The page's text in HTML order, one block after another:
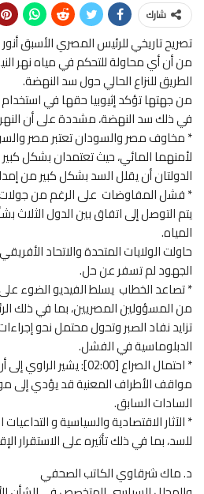
شارك
من أن أي محاولة للتحكم في مياه نهر
الطريق للنزاع الحالي حول سد النهضة.
من جهتها تؤكد إثيوبيا حقها في استخدام
في ذلك سد النهضة، مشددة على أن النهر
* مخاوف مصر والسودان تعتبر مصر
لأمنهما المائي، حيث تعتمدان بشكل
الدولتان أن يقلل السد بشكل كبير من
* فشل المفاوضات على الرغم من
يتم التوصل إلى اتفاق بين الدول
المياه.
حاولت الولايات المتحدة والاتحاد
الجهود لم تسفر عن حل.
* تصاعد الخطاب يسلط الفيديو الضوء على
من المسؤولين المصريين، بما في ذلك
تزايد نفاد الصبر وتحول محتمل نحو
الدبلوماسية في الفشل.
* احتمال الصراع [02:00]:
مواقف الأطراف المعنية قد يؤدي إلى
السادات السابق.
* الآثار الاقتصادية والسياسية و
للسد، بما في ذلك تأثيره على الاستقرار
د. ماك شرقاوي الكاتب الصحفي